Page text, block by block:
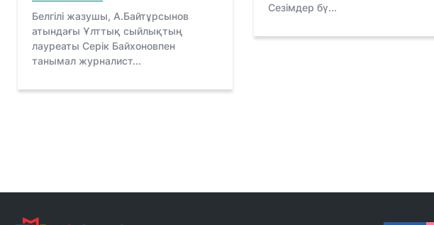
Белгілі жазушы, А.Байтұрсынов
атындағы Ұлттық сыйлықтың
лауреаты Серік Байхоновпен
танымал журналист...
Сезімдер бү...